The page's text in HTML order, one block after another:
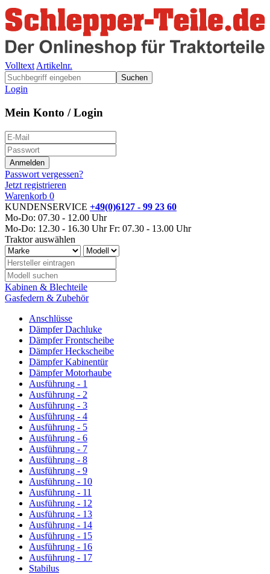
Volltext Artikelnr.
Suchen
Login
Mein Konto / Login
Passwort vergessen?
Jetzt registrieren
Warenkorb 0
KUNDENSERVICE +49(0)6127 - 99 23 60
Mo-Do: 07.30 - 12.00 Uhr
Mo-Do: 12.30 - 16.30 Uhr Fr: 07.30 - 13.00 Uhr
Traktor auswählen
Kabinen & Blechteile
Gasfedern & Zubehör
Anschlüsse
Dämpfer Dachluke
Dämpfer Frontscheibe
Dämpfer Heckscheibe
Dämpfer Kabinentür
Dämpfer Motorhaube
Ausführung - 1
Ausführung - 2
Ausführung - 3
Ausführung - 4
Ausführung - 5
Ausführung - 6
Ausführung - 7
Ausführung - 8
Ausführung - 9
Ausführung - 10
Ausführung - 11
Ausführung - 12
Ausführung - 13
Ausführung - 14
Ausführung - 15
Ausführung - 16
Ausführung - 17
Stabilus